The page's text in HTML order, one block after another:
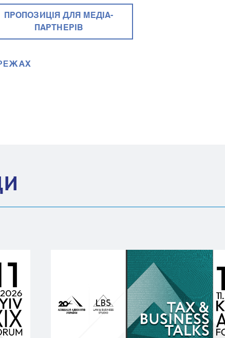
ПРОПОЗИЦІЯ ДЛЯ МЕДІА-
ПАРТНЕРІВ